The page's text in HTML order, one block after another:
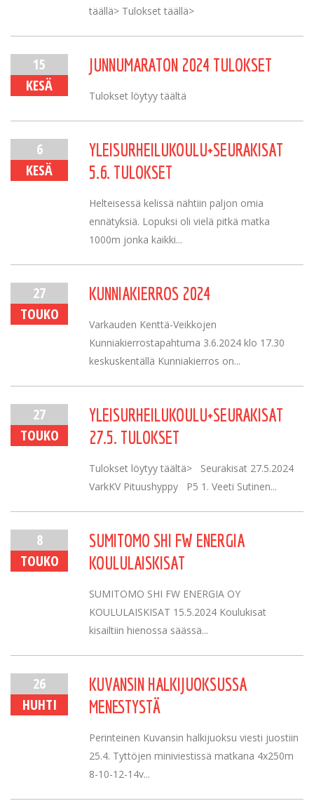
täällä> Tulokset täällä>
15
KESÄ
JUNNUMARATON 2024 TULOKSET
Tulokset löytyy täältä
6
KESÄ
YLEISURHEILUKOULU+SEURAKISAT
5.6. TULOKSET
Helteisessä kelissä nähtiin paljon omia
ennätyksiä. Lopuksi oli vielä pitkä matka
1000m jonka kaikki...
27
TOUKO
KUNNIAKIERROS 2024
Varkauden Kenttä-Veikkojen
Kunniakierrostapahtuma 3.6.2024 klo 17.30
keskuskentällä Kunniakierros on...
27
TOUKO
YLEISURHEILUKOULU+SEURAKISAT
27.5. TULOKSET
Tulokset löytyy täältä> Seurakisat 27.5.2024
VarkKV Pituushyppy P5 1. Veeti Sutinen...
8
TOUKO
SUMITOMO SHI FW ENERGIA
KOULULAISKISAT
SUMITOMO SHI FW ENERGIA OY
KOULULAISKISAT 15.5.2024 Koulukisat
kisailtiin hienossa säässä...
26
HUHTI
KUVANSIN HALKIJUOKSUSSA
MENESTYSTÄ
Perinteinen Kuvansin halkijuoksu viesti juostiin
25.4. Tyttöjen miniviestissä matkana 4x250m
8-10-12-14v...